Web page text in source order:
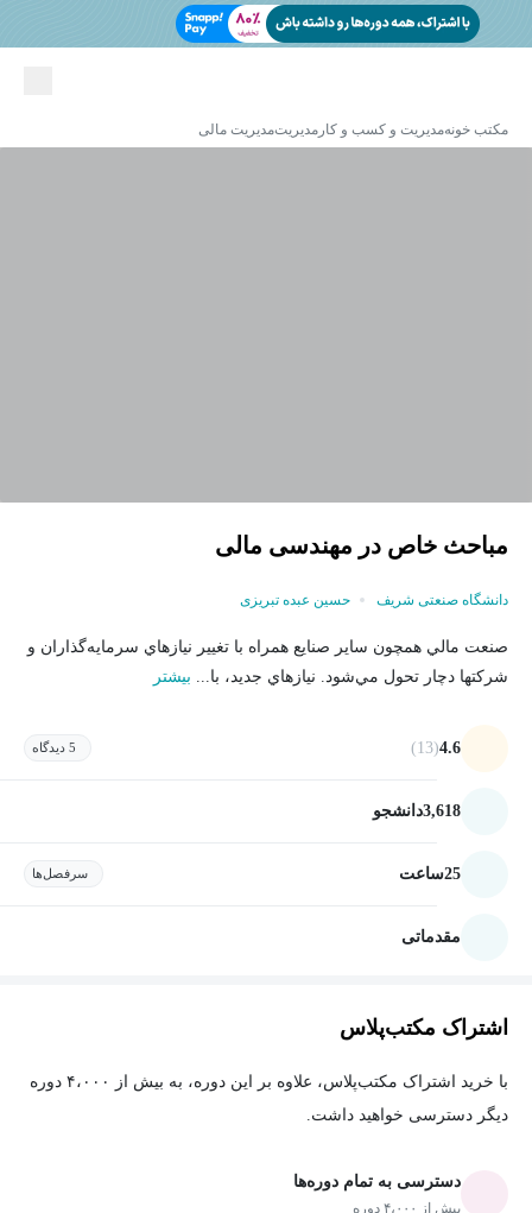
مکتب خونهمدیریت و کسب و کار مدیریتمدیریت مالی
مباحث خاص در مهندسی مالی
دانشگاه صنعتی شریف حسین عبده تبریزی
صنعت مالي همچون ساير صنايع همراه با تغيير نيازهاي سرمايه‌گذاران و
شرکتها دچار تحول مي‌شود. نيازهاي جدید، با... بیشتر
4.6
(13) 5 دیدگاه
3,618دانشجو
25ساعت سرفصل‌ها
مقدماتی
اشتراک مکتب‌پلاس
با خرید اشتراک مکتب‌پلاس، علاوه بر این دوره، به بیش از ۴،۰۰۰ دوره
دیگر دسترسی خواهید داشت.
دسترسی به تمام دوره‌ها
بیش از ۴،۰۰۰ دوره